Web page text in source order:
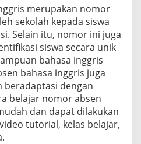
merupakan nomor
sekolah kepada siswa
Selain itu, nomor ini juga
siswa secara unik
bahasa inggris
bahasa inggris juga
beradaptasi dengan
belajar nomor absen
dan dapat dilakukan
tutorial, kelas belajar,